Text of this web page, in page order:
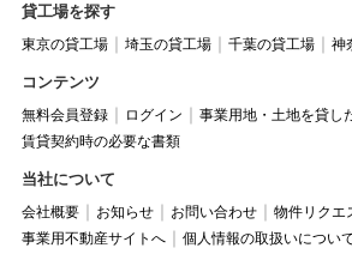
貸工場を探す
東京の貸工場 埼玉の貸工場 千葉の貸工場 神
コンテンツ
無料会員登録 ログイン
事業用地・土地を貸し
賃貸契約時の必要な書類
当社について
会社概要 お知らせ お問い合わせ 物件リクエ
事業用不動産サイトへ
個人情報の取扱いについ